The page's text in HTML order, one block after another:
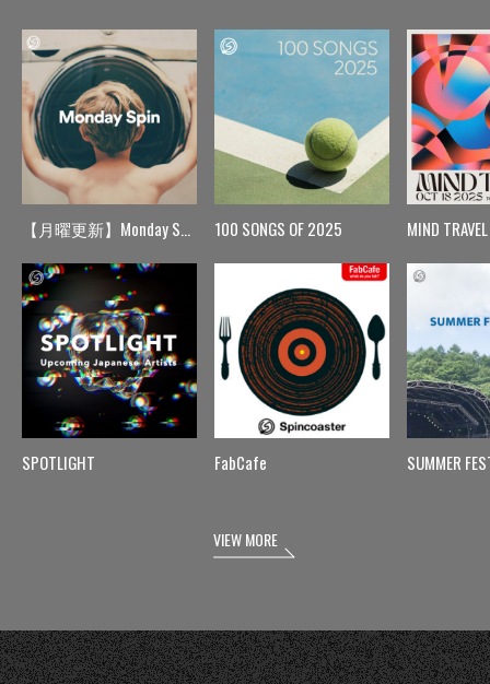
【月曜更新】Monday Spin
SPOTLIGHT
100 SONGS OF 2025
FabCafe
MIND TRAVEL
SUMMER
VIEW MORE